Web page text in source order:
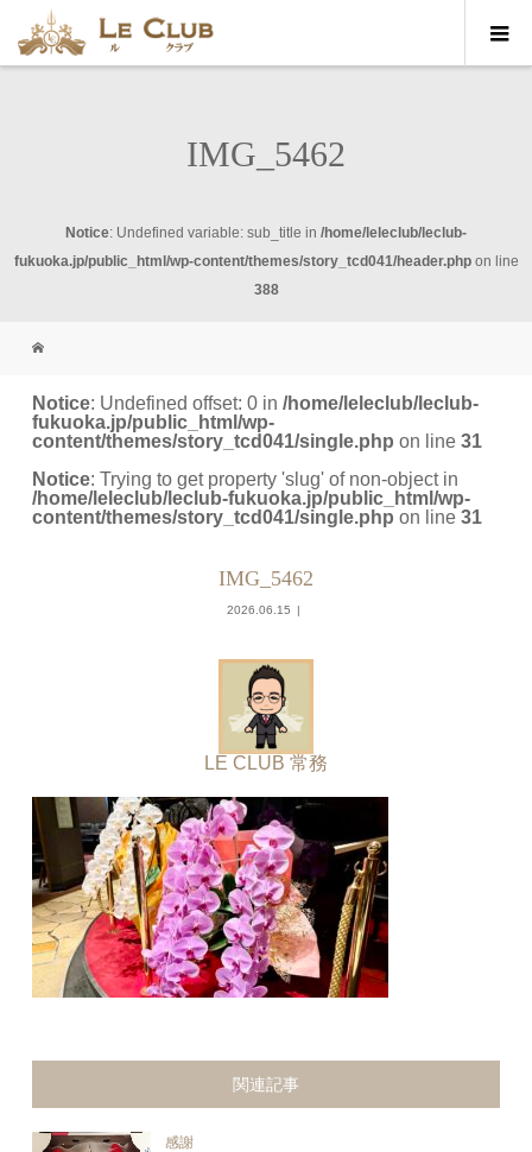
IMG_5462
Notice: Undefined variable: sub_title in /home/leleclub/leclub-
fukuoka.jp/public_html/wp-content/themes/story_tcd041/header.phpon line
388
Notice: Undefined offset: 0 in/home/leleclub/leclub-
fukuoka.jp/public_html/wp-
content/themes/story_tcd041/single.php on line31
Notice: Trying to get property 'slug' of non-object in
/home/leleclub/leclub-fukuoka.jp/public_html/wp-
content/themes/story_tcd041/single.php on line31
IMG_5462
2026.06.15
LE CLUB 常務
関連記事
感謝